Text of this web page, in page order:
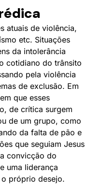
atuais de violência,
etc. Situações
da intolerância
cotidiano do trânsito
pela violência
de exclusão. Em
que esses
de crítica surgem
de um grupo, como
da falta de pão e
que seguiam Jesus
convicção do
uma liderança
próprio desejo.